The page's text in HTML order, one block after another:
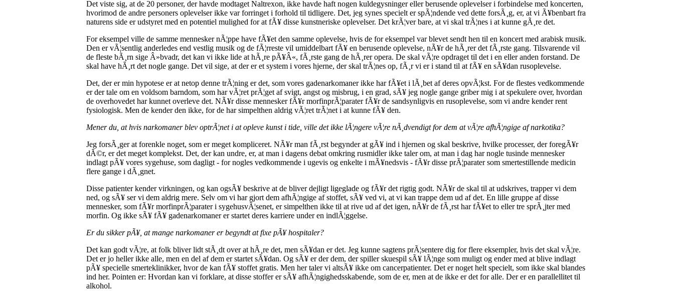
Det viste sig, at de 20 personer, der havde modtaget Naltrexon, ikke havde haft nogen kuldegysninger eller berusende oplevelser i forbindelse med koncerten,
hvorimod de andre personers oplevelser ikke var forringet i forhold til tidligere. Det, jeg synes specielt er spÃ¦ndende ved dette forsÃ¸g, er, at vi Ã¥benbart fra
naturens side er udstyret med en potentiel mulighed for at fÃ¥ disse kunstneriske oplevelser. Det krÃ¦ver bare, at vi skal trÃ¦nes i at kunne gÃ¸re det.
For eksempel ville de samme mennesker nÃ¦ppe have fÃ¥et den samme oplevelse, hvis de for eksempel var blevet sendt hen til en koncert med arabisk musik.
Den er vÃ¦sentlig anderledes end vestlig musik og de fÃ¦rreste vil umiddelbart fÃ¥ en berusende oplevelse, nÃ¥r de hÃ¸rer det fÃ¸rste gang. Tilsvarende vil
de fleste bÃ¸rn sige Â»bvadr, det kan vi ikke lide at hÃ¸re pÃ¥Â«, fÃ¸rste gang de hÃ¸rer opera. De skal vÃ¦re opdraget til det i en eller anden forstand. De
skal have hÃ¸rt det nogle gange. Det vil sige, at der er et system i vores hjerne, der skal trÃ¦nes op, fÃ¸r vi er i stand til at fÃ¥ en sÃ¥dan rusoplevelse.
Det, der er min hypotese er at netop denne trÃ¦ning er det, som vores gadenarkomaner ikke har fÃ¥et i lÃ¸bet af deres opvÃ¦kst. For de flestes vedkommende
er der tale om en voldsom barndom, som har vÃ¦ret prÃ¦get af svigt, angst og misbrug, i en grad, sÃ¥ jeg nogle gange griber mig i at spekulere over, hvordan
de overhovedet har kunnet overleve det. NÃ¥r disse mennesker fÃ¥r morfinprÃ¦parater fÃ¥r de sandsynligvis en rusoplevelse, som vi andre kender rent
fysiologisk. Men de kender den ikke, for de har simpelthen aldrig vÃ¦ret trÃ¦net i at kunne fÃ¥ den.
Mener du, at hvis narkomaner blev optrÃ¦net i at opleve kunst i tide, ville det ikke lÃ¦ngere vÃ¦re nÃ¸dvendigt for dem at vÃ¦re afhÃ¦ngige af narkotika?
Jeg forsÃ¸ger at forenkle noget, som er meget kompliceret. NÃ¥r man fÃ¸rst begynder at gÃ¥ ind i hjernen og skal beskrive, hvilke processer, der foregÃ¥r
dÃ©r, er det meget komplekst. Det, der kan undre, er, at man i dagens debat omkring rusmidler ikke taler om, at man i dag har nogle tusinde mennesker
indlagt pÃ¥ vores sygehuse, som dagligt - for nogles vedkommende i ugevis og enkelte i mÃ¥nedsvis - fÃ¥r disse prÃ¦parater som smertestillende medicin
flere gange i dÃ¸gnet.
Disse patienter kender virkningen, og kan ogsÃ¥ beskrive at de bliver dejligt ligeglade og fÃ¥r det rigtig godt. NÃ¥r de skal til at udskrives, trapper vi dem
ned, og sÃ¥ ser vi dem aldrig mere. Selv om vi har gjort dem afhÃ¦ngige af stoffet, sÃ¥ ved vi, at vi kan trappe dem ud af det. En lille gruppe af disse
mennesker, som fÃ¥r morfinprÃ¦parater i sygehusvÃ¦senet, er simpelthen ikke til at rive ud af det igen, nÃ¥r de fÃ¸rst har fÃ¥et to eller tre sprÃ¸jter med
morfin. Og ikke sÃ¥ fÃ¥ gadenarkomaner er startet deres karriere under en indlÃ¦ggelse.
Er du sikker pÃ¥, at mange narkomaner er begyndt at fixe pÃ¥ hospitaler?
Det kan godt vÃ¦re, at folk bliver lidt stÃ¸dt over at hÃ¸re det, men sÃ¥dan er det. Jeg kunne sagtens prÃ¦sentere dig for flere eksempler, hvis det skal vÃ¦re.
Det er jo heller ikke alle, men en del af dem er startet sÃ¥dan. Og sÃ¥ er der dem, der spiller skuespil sÃ¥ lÃ¦nge som muligt og ender med at blive indlagt
pÃ¥ specielle smerteklinikker, hvor de kan fÃ¥ stoffet gratis. Men her taler vi altsÃ¥ ikke om cancerpatienter. Det er noget helt specielt, som ikke skal blandes
ind her. Pointen er: Hvordan kan vi forklare, at disse stoffer er sÃ¥ afhÃ¦ngighedsskabende, som de er, men at de ikke er det for alle. Der er en parallellitet til
alkohol.